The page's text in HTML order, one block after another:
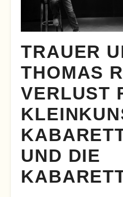
TRAUER
THOMAS
VERLUST
UND DIE